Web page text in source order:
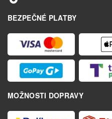
BEZPEČNÉ PLATBY
MOŽNOSTI DOPRAVY